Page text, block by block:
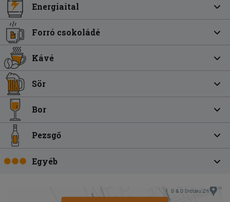
Energiaital
Forró csokoládé
Kávé
Sör
Bor
Pezsgő
Egyéb